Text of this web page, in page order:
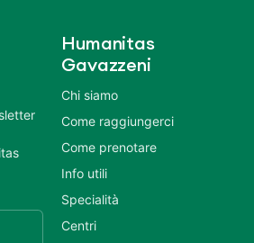
Humanitas
Gavazzeni
Chi siamo
Come raggiungerci
Come prenotare
Info utili
Specialità
Centri